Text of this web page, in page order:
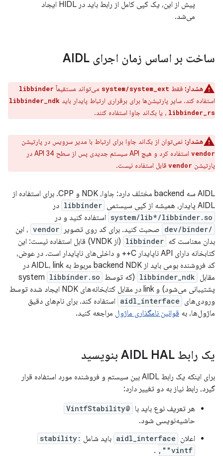
پیش از این، یک کپی کامل از رابط باید در HIDL ایجاد
می‌شد.
ساخت بر اساس زمان اجرای AIDL
هشدار: فقط system/system_ext می‌تواند مستقیماً libbinder
استفاده کند. سایر پارتیشن‌ها برای برقراری ارتباط پایدار باید libbinder_ndk
، libbinder_rs یا بک‌اند جاوا استفاده کنند.
هشدار: نمی‌توان از بک‌اند جاوا برای ارتباط با مدیر سرویس در پارتیشن
vendor
استفاده کرد و هیچ API سیستم جدیدی پس از سطح API 34 در
پارتیشن vendor قابل استفاده نیست.
AIDL سه backend مختلف دارد: جاوا، NDK و CPP. برای استفاده از
AIDL پایدار، همیشه از کپی سیستمی
libbinder در
system/lib*/libbinder.so استفاده کنید و در
/dev/binder صحبت کنید. برای کد روی تصویر vendor ، این
بدان معناست که libbinder
(از VNDK) قابل استفاده نیست: این
کتابخانه دارای API ناپایدار C++ و داخلی‌های ناپایدار است. در عوض،
کد فروشنده بومی باید از backend NDK مربوط به AIDL، link در
مقابل libbinder_ndk (که توسط system libbinder.so
پشتیبانی می‌شود) و link در مقابل کتابخانه‌های NDK ایجاد شده توسط
ورودی‌های aidl_interface استفاده کند. برای نام‌های دقیق
ماژول‌ها، به قوانین نامگذاری ماژول مراجعه کنید.
یک رابط AIDL HAL بنویسید
برای اینکه یک رابط AIDL بین سیستم و فروشنده مورد استفاده قرار
گیرد، رابط نیاز به دو تغییر دارد:
هر تعریف نوع باید با @VintfStability
حاشیه‌نویسی شود.
اعلان aidl_interface باید شامل stability:
"vintf",
.